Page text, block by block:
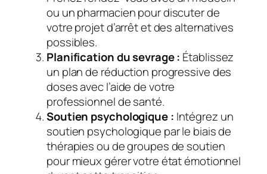
ou un pharmacien pour discuter de
votre projet d’arrêt et des alternatives
possibles.
Planification du sevrage : Établissez
un plan de réduction progressive des
doses avec l’aide de votre
professionnel de santé.
Soutien psychologique : Intégrez un
soutien psychologique par le biais de
thérapies ou de groupes de soutien
pour mieux gérer votre état émotionnel